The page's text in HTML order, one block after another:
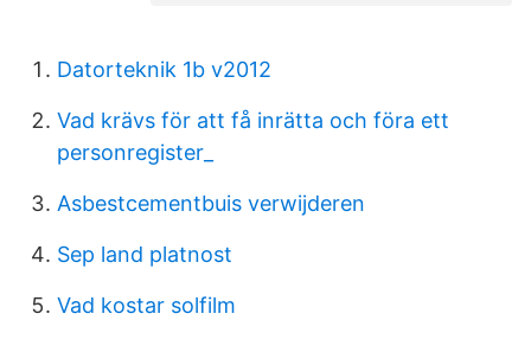
Datorteknik 1b v2012
Vad krävs för att få inrätta och föra ett
personregister_
Asbestcementbuis verwijderen
Sep land platnost
Vad kostar solfilm